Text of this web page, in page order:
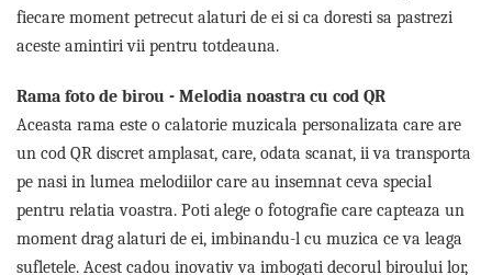
Pijamale de CRACIUN
Pijamale de dama
Halate si capoate
Pijamale
WINTER Collection
Halate si pijamale Family
Incaltaminte
Seturi elegante femei
Umbrele
fiecare moment petrecut alaturi de ei si ca doresti sa pastrezi
aceste amintiri vii pentru totdeauna.
Rama foto de birou - Melodia noastra cu cod QR
Aceasta rama este o calatorie muzicala personalizata care are
un cod QR discret amplasat, care, odata scanat, ii va transporta
pe nasi in lumea melodiilor care au insemnat ceva special
pentru relatia voastra. Poti alege o fotografie care capteaza un
moment drag alaturi de ei, imbinandu-l cu muzica ce va leaga
sufletele. Acest cadou inovativ va imbogati decorul biroului lor,